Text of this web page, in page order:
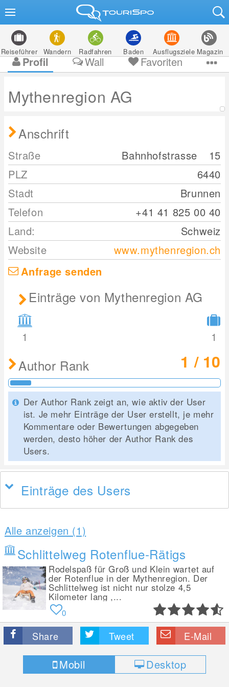
Reiseführer Wandern Radfahren Baden Ausflugsziele Magazin
Profil Wall Favoriten
Mythenregion AG
Anschrift
Straße Bahnhofstrasse
15
PLZ
6440
Stadt
Brunnen
Telefon
+41 41 825 00 40
Land:
Schweiz
Website
www.mythenregion.ch
Anfrage senden
Einträge von Mythenregion AG
1 1
Author Rank 1 / 10
Der Author Rank zeigt an, wie aktiv der User
ist. Je mehr Einträge der User erstellt, je mehr
Kommentare oder Bewertungen abgegeben
werden, desto höher der Author Rank des
Users.
Einträge des Users
Alle anzeigen (1)
Schlittelweg Rotenflue-Rätigs
Rodelspaß für Groß und Klein wartet auf
der Rotenflue in der Mythenregion. Der
Schlittelweg ist nicht nur stolze 4,5
Kilometer lang ,...
0
Share Tweet E-Mail
Mobil Desktop